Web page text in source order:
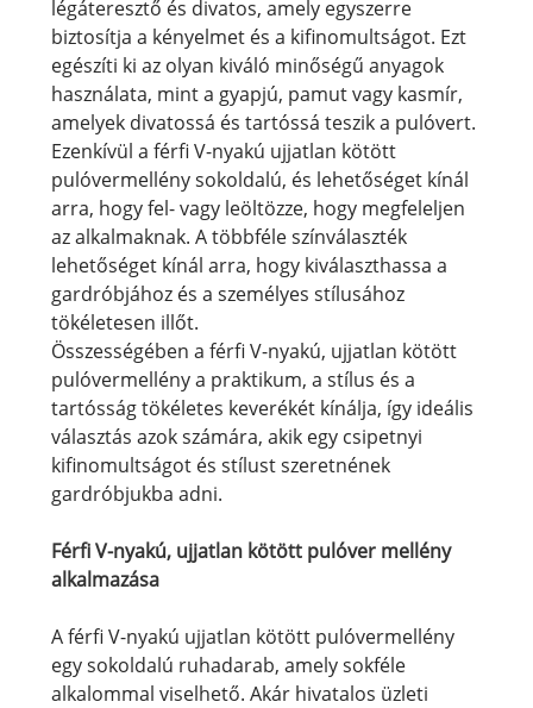
légáteresztő és divatos, amely egyszerre
biztosítja a kényelmet és a kifinomultságot. Ezt
egészíti ki az olyan kiváló minőségű anyagok
használata, mint a gyapjú, pamut vagy kasmír,
amelyek divatossá és tartóssá teszik a pulóvert.
Ezenkívül a férfi V-nyakú ujjatlan kötött
pulóvermellény sokoldalú, és lehetőséget kínál
arra, hogy fel- vagy leöltözze, hogy megfeleljen
az alkalmaknak. A többféle színválaszték
lehetőséget kínál arra, hogy kiválaszthassa a
gardróbjához és a személyes stílusához
tökéletesen illőt.
Összességében a férfi V-nyakú, ujjatlan kötött
pulóvermellény a praktikum, a stílus és a
tartósság tökéletes keverékét kínálja, így ideális
választás azok számára, akik egy csipetnyi
kifinomultságot és stílust szeretnének
gardróbjukba adni.
Férfi V-nyakú, ujjatlan kötött pulóver mellény
alkalmazása
A férfi V-nyakú ujjatlan kötött pulóvermellény
egy sokoldalú ruhadarab, amely sokféle
alkalommal viselhető. Akár hivatalos üzleti